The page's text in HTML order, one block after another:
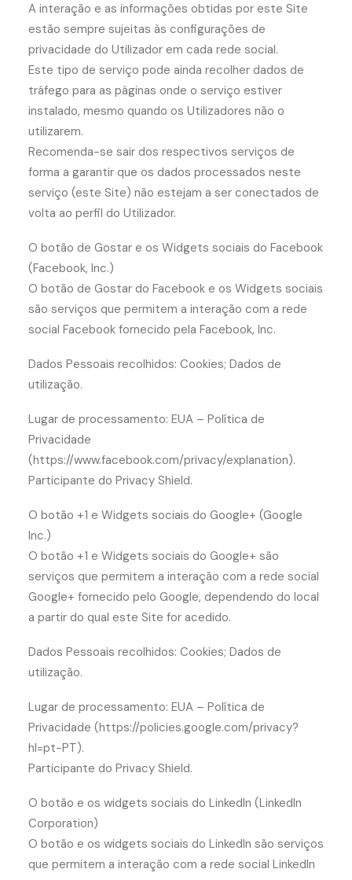
A interação e as informações obtidas por este Site
estão sempre sujeitas às configurações de
privacidade do Utilizador em cada rede social.
Este tipo de serviço pode ainda recolher dados de
tráfego para as páginas onde o serviço estiver
instalado, mesmo quando os Utilizadores não o
utilizarem.
Recomenda-se sair dos respectivos serviços de
forma a garantir que os dados processados neste
serviço (este Site) não estejam a ser conectados de
volta ao perfil do Utilizador.
O botão de Gostar e os Widgets sociais do Facebook
(Facebook, Inc.)
O botão de Gostar do Facebook e os Widgets sociais
são serviços que permitem a interação com a rede
social Facebook fornecido pela Facebook, Inc.
Dados Pessoais recolhidos: Cookies; Dados de
utilização.
Lugar de processamento: EUA – Política de
Privacidade
(https://www.facebook.com/privacy/explanation).
Participante do Privacy Shield.
O botão +1 e Widgets sociais do Google+ (Google
Inc.)
O botão +1 e Widgets sociais do Google+ são
serviços que permitem a interação com a rede social
Google+ fornecido pelo Google, dependendo do local
a partir do qual este Site for acedido.
Dados Pessoais recolhidos: Cookies; Dados de
utilização.
Lugar de processamento: EUA – Política de
Privacidade (https://policies.google.com/privacy?
hl=pt-PT).
Participante do Privacy Shield.
O botão e os widgets sociais do LinkedIn (LinkedIn
Corporation)
O botão e os widgets sociais do LinkedIn são serviços
que permitem a interação com a rede social LinkedIn